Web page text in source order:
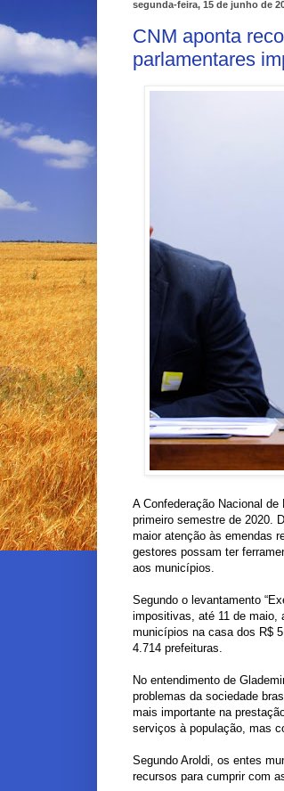
segunda-feira, 15 de junho de
CNM aponta
parlamentares
A Confederação Nacional
primeiro semestre de 2020.
maior atenção às emendas
gestores possam ter
aos municípios.
Segundo o levantamento
impositivas, até 11 de maio,
municípios na casa dos R$
4.714 prefeituras.
No entendimento de
problemas da sociedade
mais importante na
serviços à população, mas
Segundo Aroldi, os entes
recursos para cumprir com